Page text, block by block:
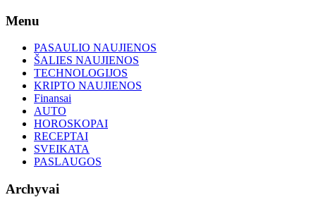
Skip
content
Menu
PASAULIO NAUJIENOS
ŠALIES NAUJIENOS
TECHNOLOGIJOS
KRIPTO NAUJIENOS
Finansai
AUTO
HOROSKOPAI
RECEPTAI
SVEIKATA
PASLAUGOS
Archyvai